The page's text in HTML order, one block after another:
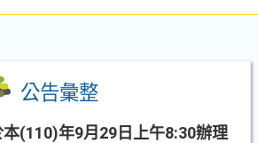
公告彙整
(110)年9月29日上午8:30辦理